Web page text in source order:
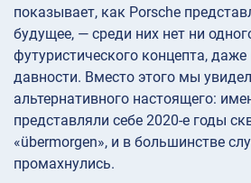
показывает, как Porsche
будущее, — среди них нет ни
футуристического концепта, даже
давности. Вместо этого мы
альтернативного настоящего:
представляли себе 2020-е годы
«übermorgen», и в большинстве
промахнулись.